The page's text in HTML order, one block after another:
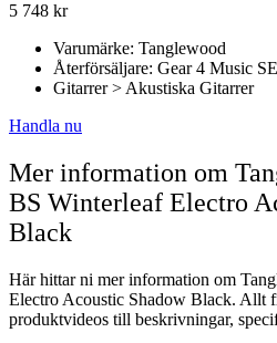
5 748 kr
Varumärke: Tanglewood
Återförsäljare: Gear 4 Music SE
Gitarrer > Akustiska Gitarrer
Handla nu
Mer information om
BS Winterleaf Electro
Black
Här hittar ni mer information om
Electro Acoustic Shadow Black. Allt
produktvideos till beskrivningar,